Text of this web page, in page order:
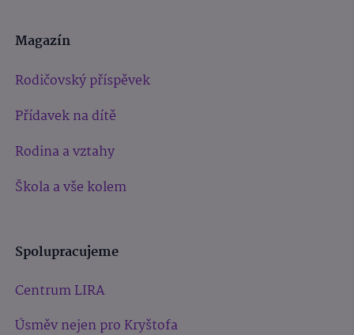
Magazín
Rodičovský příspěvek
Přídavek na dítě
Rodina a vztahy
Škola a vše kolem
Spolupracujeme
Centrum LIRA
Úsměv nejen pro Kryštofa